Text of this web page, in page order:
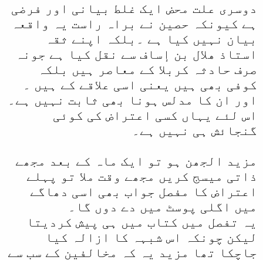
دوسری علت محض ایک غلط بیانی اور فرضی
ہے کیونکہ حصین نے براہ راست یہ واقعہ
بیان نہیں کیا ہے ۔بلکہ اپنے ثقہ
استاذ هلال بن إساف سے نقل کیا ہے جونہ
صرف حادثہ کربلا کے معاصر ہیں بلکہ
کوفی بھی ہیں یعنی اسی علاقے کے ہیں ۔
اور ان کا مدلس ہونا بھی ثابت نہیں ہے۔
اس لئے یہاں کسی اعتراض کی کوئی
گنجائش ہی نہیں ہے۔
مزید الجھن ہو تو ایک ماہ کے بعد مجھے
ذاتی میسج کریں مجھے وقت ملا تو پہلے
اعتراض کا مفصل جواب بھی اسی دھاگے
میں اگلی پوسٹ میں دے دوں گا۔
یہ تفصل میں کتاب میں ہی پیش کردیتا
لیکن چونکہ اس شبہہ کا ازالہ کیا
جاچکا تھا مزید یہ کہ مخالفین کے سب سے